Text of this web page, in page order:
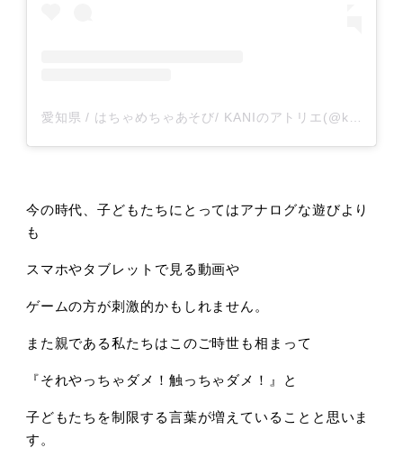
今の時代、子どもたちにとってはアナログな遊びより
も
​スマホやタブレットで見る動画や
ゲームの方が刺激的かもしれません。
また親である私たちはこのご時世も相まって
『それやっちゃダメ！触っちゃダメ！』と
子どもたちを制限する言葉が増えていることと思いま
す。